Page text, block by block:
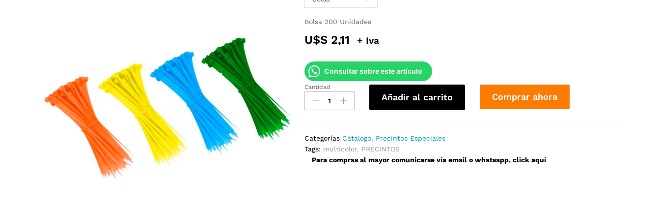
Bolsa 200 Unidades
U$S 2,11 + Iva
Consultar sobre este artículo
Precintos
Multicolores
2.5x100mm
Cantidad
Añadir al carrito Comprar ahora
Categorías Catalogo, Precintos Especiales
Tags: multicolor, PRECINTOS
Para compras al mayor comunicarse vía email o whatsapp, click aquí